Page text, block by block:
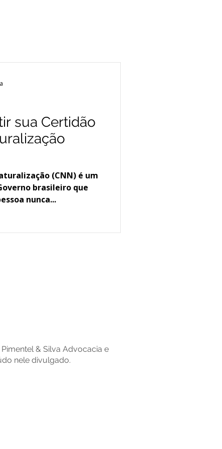
sua Certidão
(CNN) é um
brasileiro que
nunca...
& Silva Advocacia e
nele divulgado.